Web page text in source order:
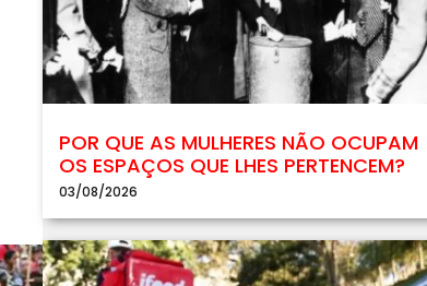
POR QUE AS MULHERES NÃO OCUPAM
OS ESPAÇOS QUE LHES PERTENCEM?
03/08/2026